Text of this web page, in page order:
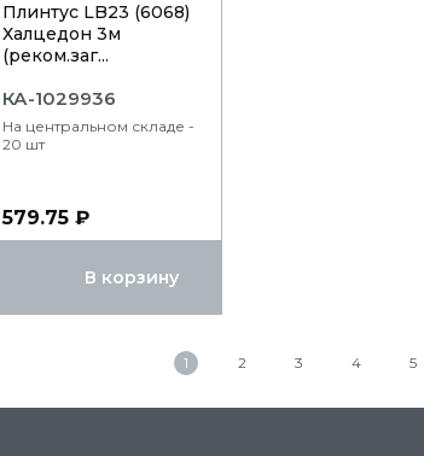
Плинтус LB23 (6068)
Халцедон 3м
(реком.заг...
КА-1029936
На центральном складе -
20 шт
579.75 ₽
В корзину
1 2 3 4 5